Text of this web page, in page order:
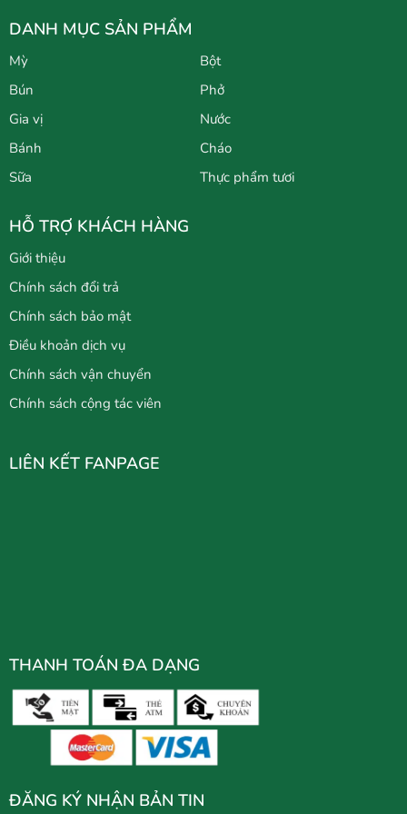
DANH MỤC SẢN PHẨM
Mỳ
Bột
Bún
Phở
Gia vị
Nước
Bánh
Cháo
Sữa
Thực phẩm tươi
HỖ TRỢ KHÁCH HÀNG
Giới thiệu
Chính sách đổi trả
Chính sách bảo mật
Điều khoản dịch vụ
Chính sách vận chuyển
Chính sách cộng tác viên
LIÊN KẾT FANPAGE
THANH TOÁN ĐA DẠNG
ĐĂNG KÝ NHẬN BẢN TIN